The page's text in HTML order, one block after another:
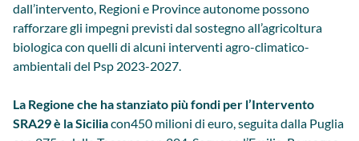
dall’intervento, Regioni e Province autonome possono
rafforzare gli impegni previsti dal sostegno all’agricoltura
biologica con quelli di alcuni interventi agro-climatico-
ambientali del Psp 2023-2027.
La Regione che ha stanziato più fondi per l’Intervento
SRA29 è la Siciliacon450 milioni di euro, seguita dalla Puglia